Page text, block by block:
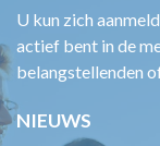
U kun zich
actief bent in de
belangstellenden
NIEUWS